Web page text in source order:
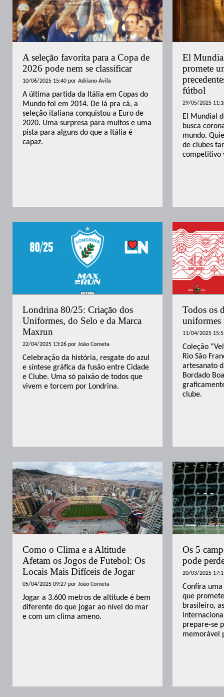
A seleção favorita para a Copa de
2026 pode nem se classificar
10/06/2025 15:40 por Adriano Ávila
A última partida da Itália em Copas do
Mundo foi em 2014. De lá pra cá, a
seleção italiana conquistou a Euro de
2020. Uma surpresa para muitos e uma
pista para alguns do que a Itália é
capaz.
El
promete
fútbol
29/05/2025
El Mundial
busca
mundo.
de clubes
competitivo
Londrina 80/25: Criação dos
Uniformes, do Selo e da Marca
Maxrun
22/04/2025 13:26 por João Corneta
Celebração da história, resgate do azul
e síntese gráfica da fusão entre Cidade
e Clube. Uma só paixão de todos que
vivem e torcem por Londrina.
Todos os
11/04/2025
Coleção
Rio São
artesanato
Bordado
clube.
Como o Clima e a Altitude
Afetam os Jogos de Futebol: Os
Locais Mais Difíceis de Jogar
05/04/2025 09:27 por João Corneta
Jogar a 3.600 metros de altitude é bem
diferente do que jogar ao nível do mar
e com um clima ameno.
Os 5
pode
20/03/2025
Confira
que
brasileiro,
prepare-se
memorável